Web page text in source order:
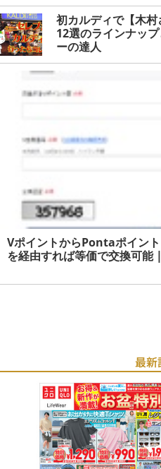
初カルディで【木村
12選のラインナッ
ーの達人
VポイントからPontaポイン
を経由すれば等価で交換可能
最新